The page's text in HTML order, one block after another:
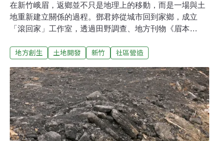
在新竹峨眉，返鄉並不只是地理上的移動，而是一場與土
地重新建立關係的過程。鄧君婷從城市回到家鄉，成立
「滾回家」工作室，透過田野調查、地方刊物《眉本
議題。近年，隨著峨眉大型開發案引發關注，她與在地青
行動，讓原本未被看見的變化浮上檯面。對鄧君婷而言，
她的返鄉並非一時衝動，而是從青春時期便悄然埋下的種
子，在時間與現實的推移中逐漸發芽。回顧自己的離鄉經
驗，鄧君婷提到，成長於峨眉的她，在當地完成國中教育
後，便如多數地方青年一般，為了升學而離開家鄉。從高
中、大學到工作，她長時間在外生活，逐漸適應城市節
地方創生 土地開發 新竹 社區營造